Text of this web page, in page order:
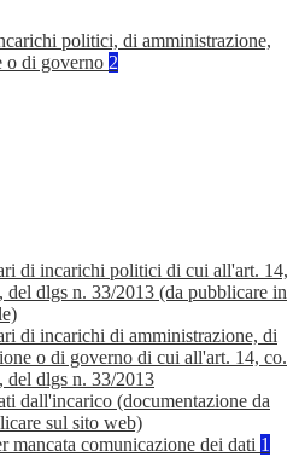
politici, di amministrazione,
o di governo 2
di incarichi politici di cui all'art. 14,
del dlgs n. 33/2013 (da pubblicare in
di incarichi di amministrazione, di
o di governo di cui all'art. 14, co.
del dlgs n. 33/2013
dall'incarico (documentazione da
sul sito web)
mancata comunicazione dei dati 1